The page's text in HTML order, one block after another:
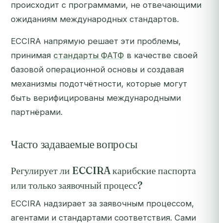
происходит с программами, не отвечающими
ожиданиям международных стандартов.
ECCIRA напрямую решает эти проблемы,
принимая стандарты ФАТФ в качестве своей
базовой операционной основы и создавая
механизмы подотчётности, которые могут
быть верифицированы международными
партнёрами.
Часто задаваемые вопросы
Регулирует ли ECCIRA карибские паспорта
или только заявочный процесс?
ECCIRA надзирает за заявочным процессом,
агентами и стандартами соответствия. Сами